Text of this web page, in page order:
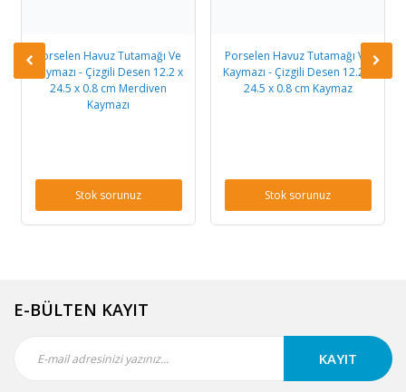
Porselen Havuz Tutamağı Ve
Kaymazı - Çizgili Desen 12.2 x
24.5 x 0.8 cm Merdiven
Kaymazı
Stok sorunuz
Porselen Havuz Tutamağı Ve
Kaymazı - Çizgili Desen 12.2 x
24.5 x 0.8 cm Kaymaz
Stok sorunuz
E-BÜLTEN KAYIT
KAYIT